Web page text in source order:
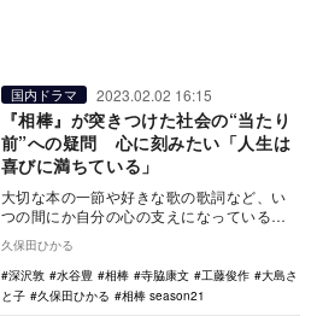
国内ドラマ 2023.02.02 16:15
『相棒』が突きつけた社会の“当たり
前”への疑問 心に刻みたい「人生は
喜びに満ちている」
大切な本の一節や好きな歌の歌詞など、い
つの間にか自分の心の支えになっているよ
1日に放送さ…
久保田ひかる
深沢敦
水谷豊 相棒 寺脇康文 工藤俊作
大島さ
と子
久保田ひかる 相棒 season21